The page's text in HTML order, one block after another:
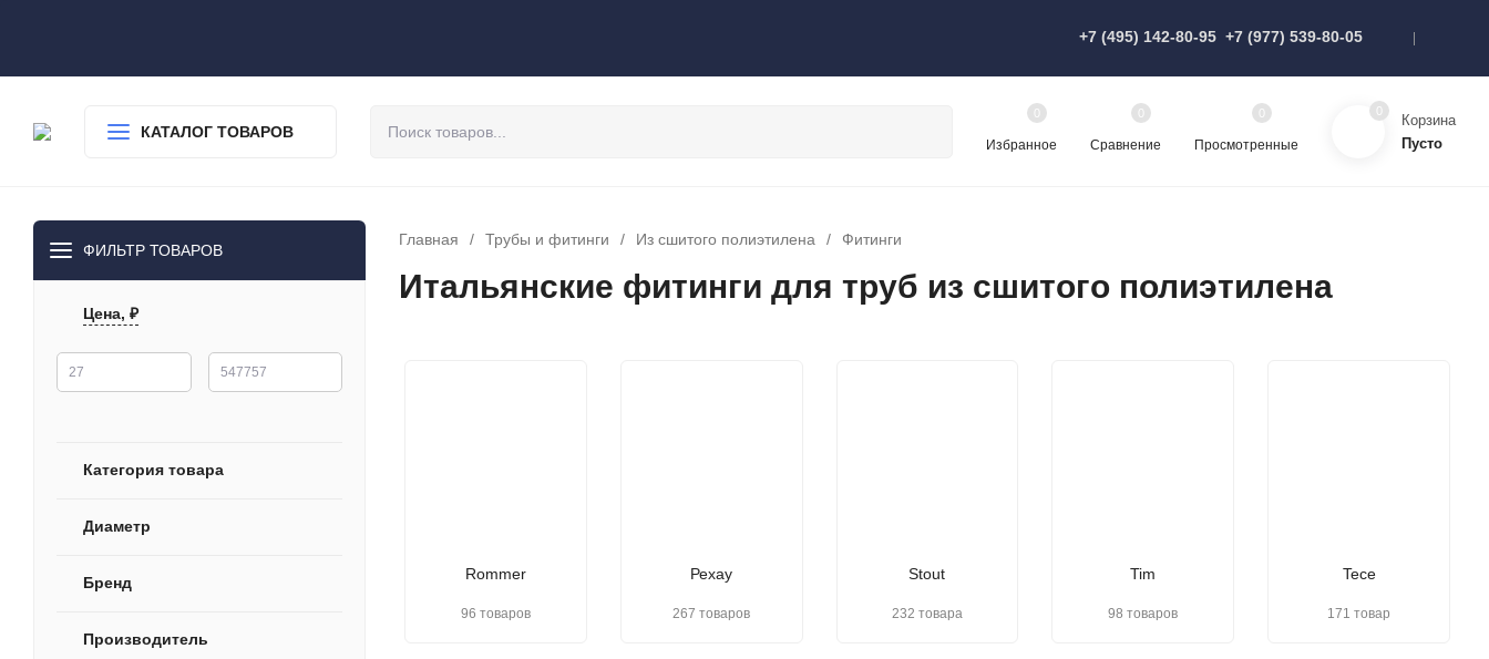
+7 (495) 142-80-95 +7 (977) 539-80-05
КАТАЛОГ ТОВАРОВ
Избранное
0
Сравнение
0
Просмотренные
0 0
Корзина
Пусто
ФИЛЬТР ТОВАРОВ
Цена, ₽
Категория товара
Диаметр
Бренд
Производитель
Главная / Трубы и фитинги / Из сшитого полиэтилена / Фитинги
Итальянские фитинги для труб из сшитого полиэтилена
Rommer
96 товаров
Рехау
267 товаров
Stout
232 товара
Tim
98 товаров
Tece
171 товар